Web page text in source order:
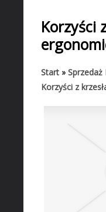
BIZNES
Biura Rachunkowe
Doradztwo
Drukarnie
Korzyści
Start »
Korzyści z